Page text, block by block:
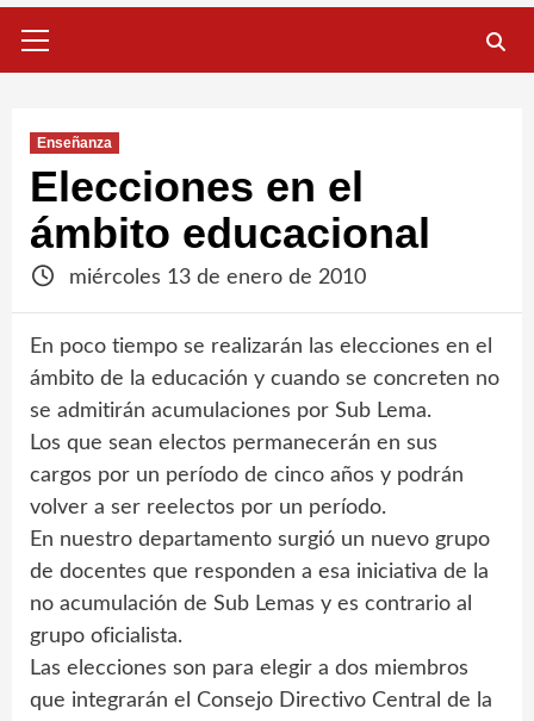
primario
Enseñanza
Elecciones en el
ámbito educacional
miércoles 13 de enero de 2010
En poco tiempo se realizarán las elecciones en el
ámbito de la educación y cuando se concreten no
se admitirán acumulaciones por Sub Lema.
Los que sean electos permanecerán en sus
cargos por un período de cinco años y podrán
volver a ser reelectos por un período.
En nuestro departamento surgió un nuevo grupo
de docentes que responden a esa iniciativa de la
no acumulación de Sub Lemas y es contrario al
grupo oficialista.
Las elecciones son para elegir a dos miembros
que integrarán el Consejo Directivo Central de la